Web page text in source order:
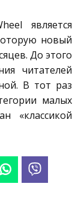
является
новый
До этого
читателей
В тот раз
малых
«классикой